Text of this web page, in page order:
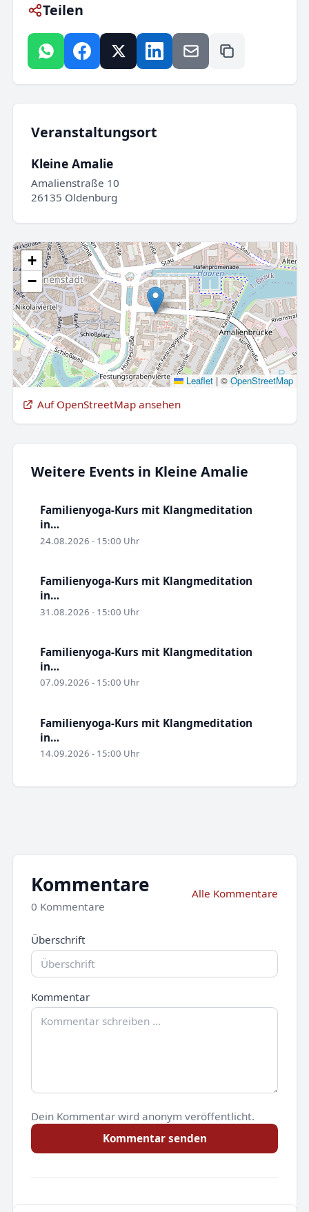
Teilen
Veranstaltungsort
Kleine Amalie
Amalienstraße 10
26135 Oldenburg
+
−
Leaflet |© OpenStreetMap
Auf OpenStreetMap ansehen
Weitere Events in Kleine Amalie
Familienyoga-Kurs mit Klangmeditation
in…
24.08.2026 - 15:00 Uhr
Familienyoga-Kurs mit Klangmeditation
in…
31.08.2026 - 15:00 Uhr
Familienyoga-Kurs mit Klangmeditation
in…
07.09.2026 - 15:00 Uhr
Familienyoga-Kurs mit Klangmeditation
in…
14.09.2026 - 15:00 Uhr
Kommentare
0 Kommentare
Alle Kommentare
Überschrift
Kommentar
Dein Kommentar wird anonym veröffentlicht.
Kommentar senden